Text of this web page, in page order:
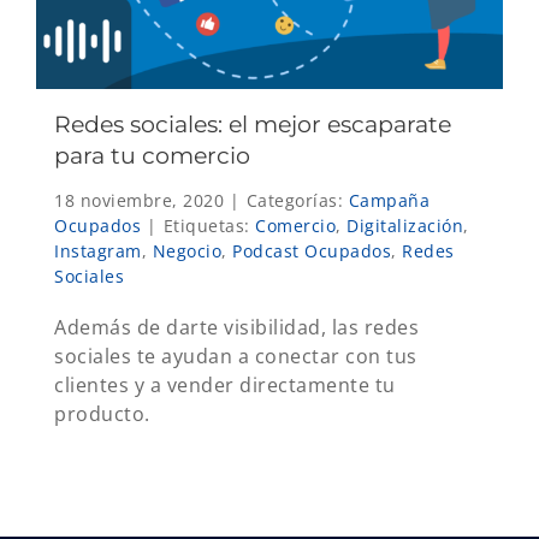
Redes sociales: el mejor escaparate
para tu comercio
18 noviembre, 2020 | Categorías: Campaña
Ocupados | Etiquetas: Comercio, Digitalización,
Instagram, Negocio, Podcast Ocupados, Redes
Sociales
Además de darte visibilidad, las redes
sociales te ayudan a conectar con tus
clientes y a vender directamente tu
producto.